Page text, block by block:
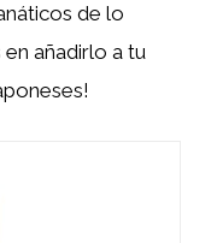
de lo
añadirlo a tu